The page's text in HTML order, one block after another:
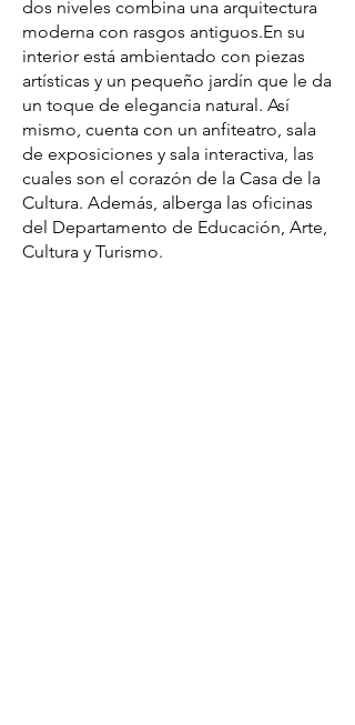
dos niveles combina una arquitectura
moderna con rasgos antiguos.En su
interior está ambientado con piezas
artísticas y un pequeño jardín que le da
un toque de elegancia natural. Así
mismo, cuenta con un anfiteatro, sala
de exposiciones y sala interactiva, las
cuales son el corazón de la Casa de la
Cultura. Además, alberga las oficinas
del Departamento de Educación, Arte,
Cultura y Turismo.